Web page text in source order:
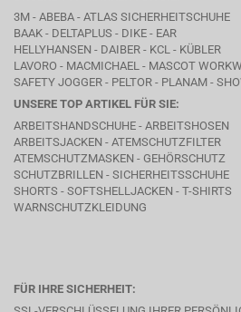
3M - ABEBA - ATLAS SICHERHEITSCHUHE
BAAK - DELTAPLUS - DIKE - EAR
HELLYHANSEN - DAIBER - KCL - KÜBLER
LAVORO - MACMICHAEL - MASCOT
SAFETY JOGGER - PELTOR - PLANAM -
UNSERE TOP ARTIKEL FÜR SIE:
ARBEITSHANDSCHUHE - ARBEITSHOSEN
ARBEITSJACKEN - ATEMSCHUTZFILTER
ATEMSCHUTZMASKEN - GEHÖRSCHUTZ
SCHUTZBRILLEN - SICHERHEITSSCHUHE
SHORTS - SOFTSHELLJACKEN - T-SHIRTS
WARNSCHUTZKLEIDUNG
FÜR IHRE SICHERHEIT: